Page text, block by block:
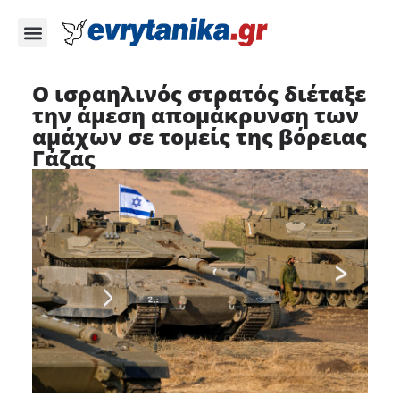
Ο ισραηλινός στρατός διέταξε
την άμεση απομάκρυνση των
αμάχων σε τομείς της βόρειας
Γάζας